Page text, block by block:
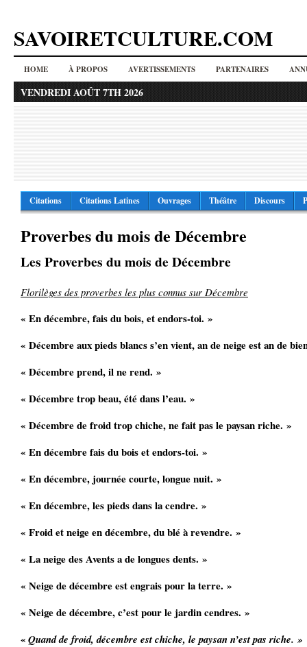
SAVOIRETCULTURE.COM
HOME À PROPOS AVERTISSEMENTS PARTENAIRES
VENDREDI AOÛT 7TH 2026
Citations Citations Latines Ouvrages Théâtre Discours
Proverbes du mois de Décembre
Les Proverbes du mois de Décembre
Florilèges des proverbes les plus connus sur Décembre
« En décembre, fais du bois, et endors-toi. »
« Décembre aux pieds blancs s’en vient, an de neige est an de
« Décembre prend, il ne rend. »
« Décembre trop beau, été dans l’eau. »
« Décembre de froid trop chiche, ne fait pas le paysan riche. »
« En décembre fais du bois et endors-toi. »
« En décembre, journée courte, longue nuit. »
« En décembre, les pieds dans la cendre. »
« Froid et neige en décembre, du blé à revendre. »
« La neige des Avents a de longues dents. »
« Neige de décembre est engrais pour la terre. »
« Neige de décembre, c’est pour le jardin cendres. »
«Quand de froid, décembre est chiche, le paysan n’est pas riche. »